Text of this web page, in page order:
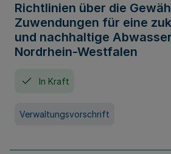
Richtlinien über die
Zuwendungen für eine
und nachhaltige
Nordrhein-Westfalen
In Kraft
Verwaltungsvorschrift